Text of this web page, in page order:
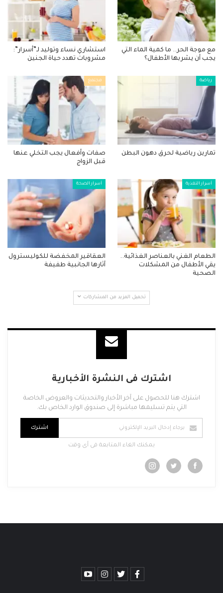
مع موجة الحر.. ما كمية الماء التي
يجب أن يشربها الأطفال؟
استشاري نساء وتوليد لـ”أسرار”:
مشروبات تهدد حياة الجنين
رياضة
تمارين رياضية لحرق دهون البطن
مجتمع
صفات وأفعال يجب التخلي عنها
قبل الزواج
أسرار التغذية
الطعام الغني بالعناصر الغذائية..
يقي الأطفال من المشكلات
الصحية
أسرار الصحة
العقاقير المخفضة للكوليسترول
آثارها الجانبية طفيفة
تحميل المزيد من المشاركات
اشترك فى النشرة الأخبارية
اشترك هنا للحصول على آخر الأخبار والتحديثات والعروض الخاصة
التي يتم تسليمها مباشرة إلى صندوق الوارد الخاص بك.
اشترك
يمكنك الغاء المتابعة فى أى وقت